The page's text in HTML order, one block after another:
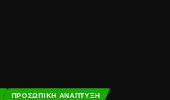
ΠΡΟΣΩΠΙΚΉ ΑΝΆΠΤΥΞΗ